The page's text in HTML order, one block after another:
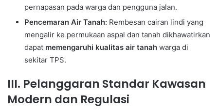
pernapasan pada warga dan pengguna jalan.
Pencemaran Air Tanah: Rembesan cairan lindi yang
mengalir ke permukaan aspal dan tanah dikhawatirkan
dapat memengaruhi kualitas air tanah warga di
sekitar TPS.
III. Pelanggaran Standar Kawasan
Modern dan Regulasi